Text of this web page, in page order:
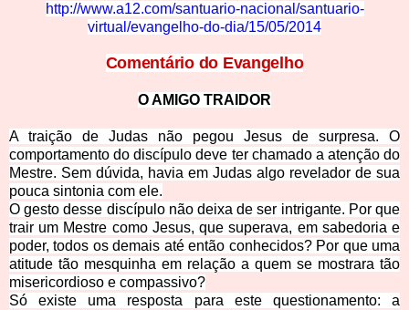
http://www.a12.com/santuario-nacional/santuario-
virtual/evangelho-do-dia/15/05/2014
Comentário do Evangelho
O AMIGO TRAIDOR
A traição de Judas não pegou Jesus de surpresa. O
comportamento do discípulo deve ter chamado a atenção do
Mestre. Sem dúvida, havia em Judas algo revelador de sua
pouca sintonia com ele.
O gesto desse discípulo não deixa de ser intrigante. Por que
trair um Mestre como Jesus, que superava, em sabedoria e
poder, todos os demais até então conhecidos? Por que uma
atitude tão mesquinha em relação a quem se mostrara tão
misericordioso e compassivo?
Só existe uma resposta para este questionamento: a